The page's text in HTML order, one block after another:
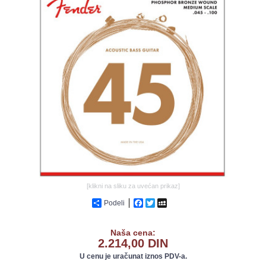
GALERIJA
[klikni na sliku za uvećan prikaz]
Podeli Facebook
Twitter
Naša cena:
2.214,00 DIN
U cenu je uračunat iznos PDV-a.